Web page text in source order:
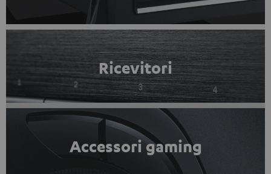
Ricevitori
Accessori gaming